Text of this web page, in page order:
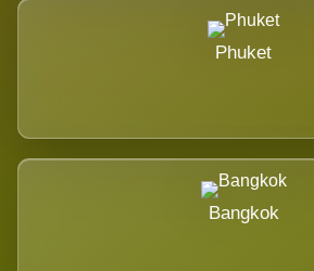
Phuket
Bangkok